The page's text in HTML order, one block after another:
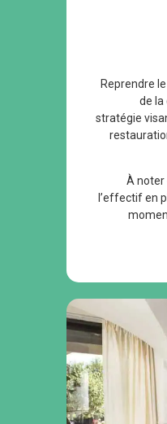
Reprendre
de la
stratégie
À noter
l’effectif en